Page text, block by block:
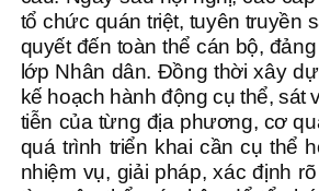
tổ chức quán triệt, tuyên truyền
quyết đến toàn thể cán bộ,
lớp Nhân dân. Đồng thời xây
kế hoạch hành động cụ thể, sát
tiễn của từng địa phương, cơ
quá trình triển khai cần cụ thể
nhiệm vụ, giải pháp, xác định